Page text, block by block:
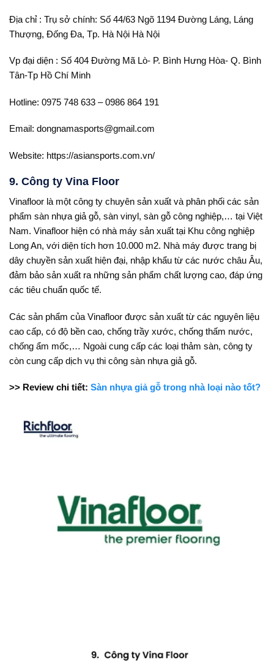
Địa chỉ : Trụ sở chính: Số 44/63 Ngõ 1194 Đường Láng, Láng
Thượng, Đống Đa, Tp. Hà Nội Hà Nội
Vp đại diện : Số 404 Đường Mã Lò- P. Bình Hưng Hòa- Q. Bình
Tân-Tp Hồ Chí Minh
Hotline: 0975 748 633 – 0986 864 191
Email: dongnamasports@gmail.com
Website: https://asiansports.com.vn/
9. Công ty Vina Floor
Vinafloor là một công ty chuyên sản xuất và phân phối các sản
phẩm sàn nhựa giả gỗ, sàn vinyl, sàn gỗ công nghiệp,… tại Việt
Nam. Vinafloor hiện có nhà máy sản xuất tại Khu công nghiệp
Long An, với diện tích hơn 10.000 m2. Nhà máy được trang bị
dây chuyền sản xuất hiện đại, nhập khẩu từ các nước châu Âu,
đảm bảo sản xuất ra những sản phẩm chất lượng cao, đáp ứng
các tiêu chuẩn quốc tế.
Các sản phẩm của Vinafloor được sản xuất từ các nguyên liệu
cao cấp, có độ bền cao, chống trầy xước, chống thấm nước,
chống ẩm mốc,… Ngoài cung cấp các loại thảm sàn, công ty
còn cung cấp dịch vụ thi công sàn nhựa giả gỗ.
>> Review chi tiết: Sàn nhựa giả gỗ trong nhà loại nào tốt?